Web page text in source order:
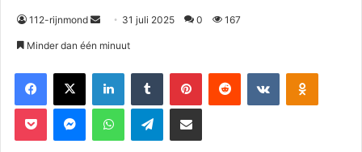
112-rijnmond 31 juli 2025 0 167
Minder dan één minuut
Facebook
X LinkedInTumblr PinterestReddit VKontakteOdnoklassniki
Pocket MessengerWhatsAppTelegramDeel via E-mail